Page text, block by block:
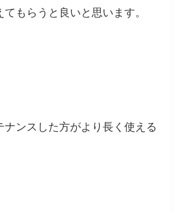
もらうと良いと思います。
ナンスした方がより長く使える